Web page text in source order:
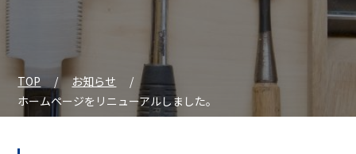
TOP
お知らせ
ホームページをリニューアルしました。